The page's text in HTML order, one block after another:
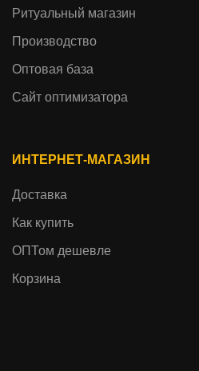
Ритуальный магазин
Производство
Оптовая база
Сайт оптимизатора
ИНТЕРНЕТ-МАГАЗИН
Доставка
Как купить
ОПТом дешевле
Корзина